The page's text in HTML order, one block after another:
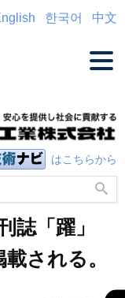
中文
한국어
はこちらから
誌「躍」
される。